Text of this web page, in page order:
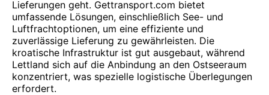
Lieferungen geht. Gettransport.com bietet
umfassende Lösungen, einschließlich See- und
Luftfrachtoptionen, um eine effiziente und
zuverlässige Lieferung zu gewährleisten. Die
kroatische Infrastruktur ist gut ausgebaut, während
Lettland sich auf die Anbindung an den Ostseeraum
konzentriert, was spezielle logistische Überlegungen
erfordert.